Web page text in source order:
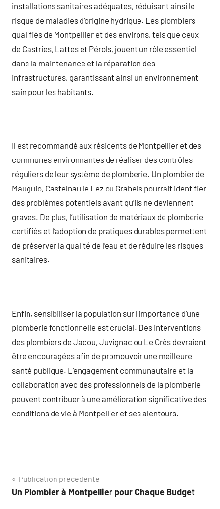
installations sanitaires adéquates, réduisant ainsi le
risque de maladies d’origine hydrique. Les plombiers
qualifiés de Montpellier et des environs, tels que ceux
de Castries, Lattes et Pérols, jouent un rôle essentiel
dans la maintenance et la réparation des
infrastructures, garantissant ainsi un environnement
sain pour les habitants.
Il est recommandé aux résidents de Montpellier et des
communes environnantes de réaliser des contrôles
réguliers de leur système de plomberie. Un plombier de
Mauguio, Castelnau le Lez ou Grabels pourrait identifier
des problèmes potentiels avant qu’ils ne deviennent
graves. De plus, l’utilisation de matériaux de plomberie
certifiés et l’adoption de pratiques durables permettent
de préserver la qualité de l’eau et de réduire les risques
sanitaires.
Enfin, sensibiliser la population sur l’importance d’une
plomberie fonctionnelle est crucial. Des interventions
des plombiers de Jacou, Juvignac ou Le Crès devraient
être encouragées afin de promouvoir une meilleure
santé publique. L’engagement communautaire et la
collaboration avec des professionnels de la plomberie
peuvent contribuer à une amélioration significative des
conditions de vie à Montpellier et ses alentours.
Navigation
de
Publication précédente
Un Plombier à Montpellier pour Chaque Budget